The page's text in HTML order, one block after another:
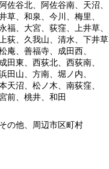
阿佐谷北、阿佐谷南、天沼、
草、和泉、今川、梅里、
永福、大宮、荻窪、上井草、
荻、久我山、清水、下井草
庵、善福寺、成田西、
成田東、西荻北、西荻南、
田山、方南、堀ノ内、
天沼、松ノ木、南荻窪、
前、桃井、和田
その他、周辺市区町村